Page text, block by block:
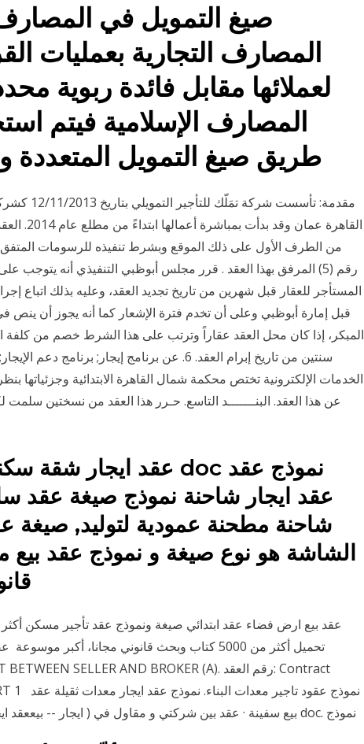
صيغ التمويل في
المصارف التجارية بعمليات
لعملائها مقابل فائدة ربوية
المصارف الإسلامية فيتم
طريق صيغ التمويل المتعددة
مقدمة:
القاهرة
من الطرف الأول على ذلك الموقع وبشرط تنفيذه للرسومات المتفق
رقم (5) المرفق بهذا العقد . قرر مجلس أبوظبي التنفيذي أنه يتوجب
المستأجر للعقار قبل شهرين من تاريخ تجديد العقد، وعليه بذلك اتباع
قبل إمارة أبوظبي وعلى أن تخدم فترة الإشعار كما أنه يجوز أن ينص
المبكر، إذا كان محل العقد عقاراً وترتب على هذا الشرط خصم من كلفة
سنتين من تاريخ إبرام العقد. 6. عن برنامج إيجار;
الخدمات الإلكترونية تختص محكمة شمال القاهرة الابتدائية وجزئياتها
عن هذا العقد. البنـــــــد التاسع. حـرر هذا العقد من نسختين
شاحنة مطحنة عمودية لتوليد, صيغة
الشاشة هو نوع صيغة و نموذج عقد بيع